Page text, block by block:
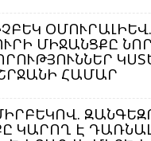
ՕՄՈՒՐԱԼԻԵՎ.
ՄԻՋԱՆՑՔԸ ՆՈՐ
ՀԱՄԱՐ
ԿԱՐՈՂ Է